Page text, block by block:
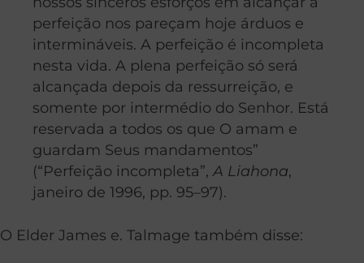
perfeição nos pareçam hoje árduos e
intermináveis. A perfeição é incompleta
nesta vida. A plena perfeição só será
alcançada depois da ressurreição, e
somente por intermédio do Senhor. Está
reservada a todos os que O amam e
guardam Seus mandamentos”
(“Perfeição incompleta”, A Liahona,
janeiro de 1996, pp. 95–97).
O Elder James e. Talmage também disse: